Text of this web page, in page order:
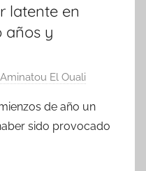
latente en
años y
Aminatou El Ouali
de año un
sido provocado